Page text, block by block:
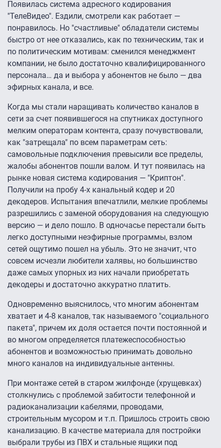
Появилась система адресного кодирования
"ТелеВидео". Ездили, смотрели как работает —
понравилось. Но "счастливые" обладатели системы
быстро от нее отказались, как по техническим, так и
по политическим мотивам: сменился менеджмент
компании, не было достаточно квалифицированного
персонала… да и выбора у абонентов не было — два
эфирных канала, и все.
Когда мы стали наращивать количество каналов в
сети за счет появившегося на спутниках доступного
мелким операторам контента, сразу почувствовали,
как "затрещала" по всем параметрам сеть:
самовольные подключения превысили все пределы,
жалобы абонентов пошли валом. И тут появилась на
рынке новая система кодирования — "Криптон".
Получили на пробу 4-х канальный кодер и 20
декодеров. Испытания впечатлили, мелкие проблемы
разрешились с заменой оборудования на следующую
версию — и дело пошло. В одночасье перестали быть
легко доступными неэфирные программы, взлом
сетей ощутимо пошел на убыль. Это не значит, что
совсем исчезли любители халявы, но большинство
даже самых упорных из них начали приобретать
декодеры и достаточно аккуратно платить.
Одновременно выяснилось, что многим абонентам
хватает и 4-8 каналов, так называемого "социального
пакета", причем их доля остается почти постоянной и
во многом определяется платежеспособностью
абонентов и возможностью принимать довольно
много каналов на индивидуальные антенны.
При монтаже сетей в старом жилфонде (хрущевках)
столкнулись с проблемой забитости телефонной и
радиоканализации кабелями, проводами,
строительным мусором и т.п. Пришлось строить свою
канализацию. В качестве материала для постройки
выбрали трубы из ПВХ и стальные ящики под